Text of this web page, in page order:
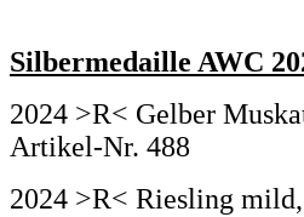
Silbermedaille AWC
2024 >R< Gelber
Artikel-Nr. 488
2024 >R< Riesling